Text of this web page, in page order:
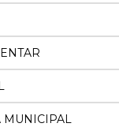
MUNICIPAL